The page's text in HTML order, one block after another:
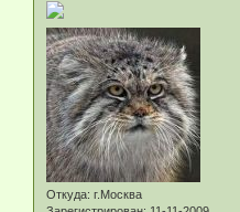
Откуда: г.Москва